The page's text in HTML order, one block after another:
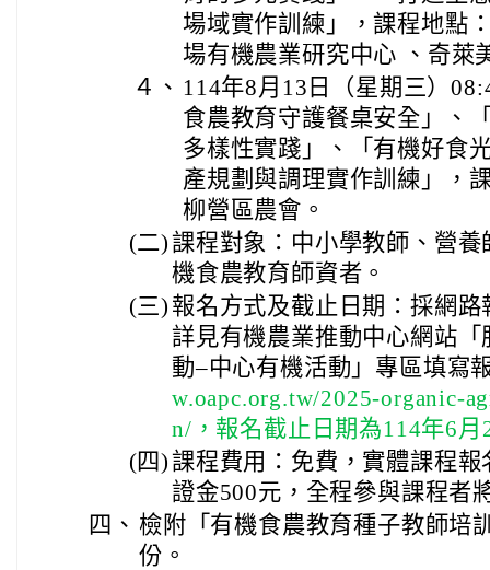
場域實作訓練」，課程地點
場有機農業研究中心 、奇萊
４、 114年8月13日（星期三）
食農教育守護餐桌安全」、
多樣性實踐」、「有機好食
產規劃與調理實作訓練」，
柳營區農會。
(二)課程對象：中小學教師、營
機食農教育師資者。
(三) 報名方式及截止日期：採網
詳見有機農業推動中心網站
動–中心有機活動」專區填寫
w.oapc.org.tw/2025-organic-
n/，報名截止日期為114年6
(四)課程費用：免費，實體課程
證金500元，全程參與課程者
四、 檢附「有機食農教育種子教師培
份。